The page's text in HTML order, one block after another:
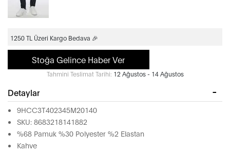
1250 TL Üzeri Kargo Bedava 🎉
Stoğa Gelince Haber Ver
Tahmini Teslimat Tarihi: 12 Ağustos - 14 Ağustos
Detaylar
9HCC3T402345M20140
SKU: 8683218141882
%68 Pamuk %30 Polyester %2 Elastan
Kahve